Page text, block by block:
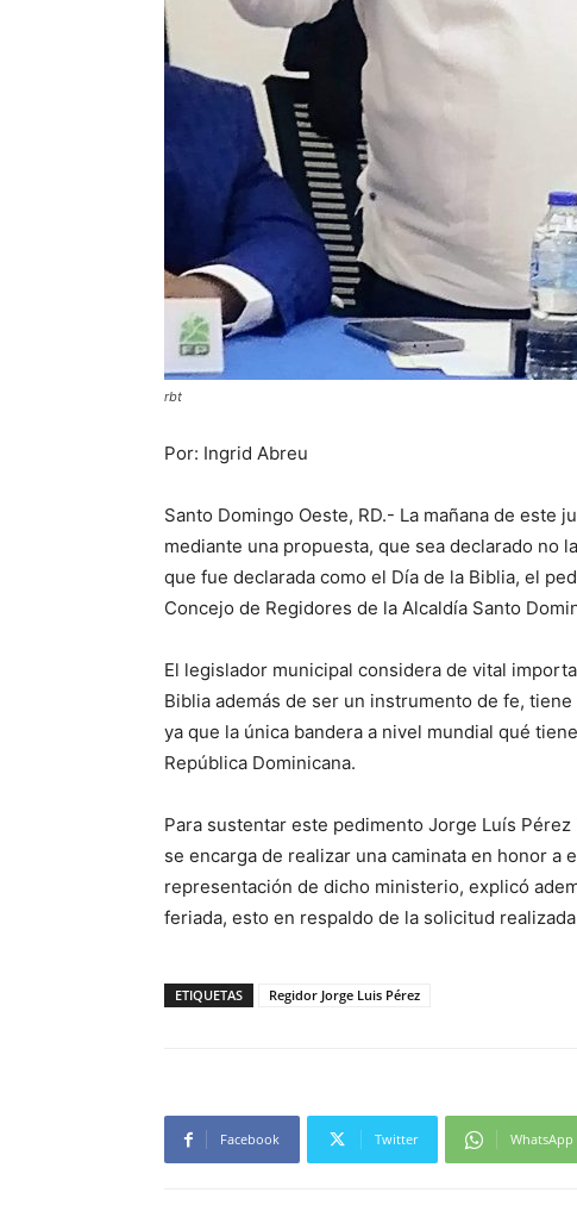
rbt
Por: Ingrid Abreu
Santo Domingo Oeste, RD.- La mañana de este
mediante una propuesta, que sea declarado no
que fue declarada como el Día de la Biblia, el
Concejo de Regidores de la Alcaldía Santo
El legislador municipal considera de vital
Biblia además de ser un instrumento de fe,
ya que la única bandera a nivel mundial qué
República Dominicana.
Para sustentar este pedimento Jorge Luís
se encarga de realizar una caminata en honor
representación de dicho ministerio, explicó
feriada, esto en respaldo de la solicitud
ETIQUETAS Regidor Jorge Luis Pérez
Facebook Twitter WhatsApp